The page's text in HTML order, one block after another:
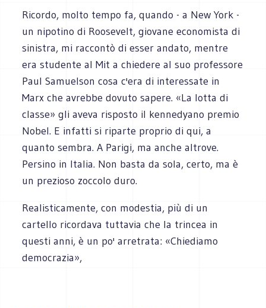
Ricordo, molto tempo fa, quando - a New York -
un nipotino di Roosevelt, giovane economista di
sinistra, mi raccontò di esser andato, mentre
era studente al Mit a chiedere al suo professore
Paul Samuelson cosa c'era di interessate in
Marx che avrebbe dovuto sapere. «La lotta di
classe» gli aveva risposto il kennedyano premio
Nobel. E infatti si riparte proprio di qui, a
quanto sembra. A Parigi, ma anche altrove.
Persino in Italia. Non basta da sola, certo, ma è
un prezioso zoccolo duro.
Realisticamente, con modestia, più di un
cartello ricordava tuttavia che la trincea in
questi anni, è un po' arretrata: «Chiediamo
democrazia»,